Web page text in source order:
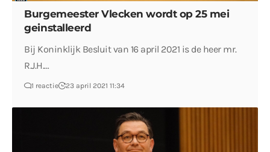
Burgemeester Vlecken wordt op 25 mei
geinstalleerd
Bij Koninklijk Besluit van 16 april 2021 is de heer mr.
R.J.H.…
1 reactie 23 april 2021 11:34